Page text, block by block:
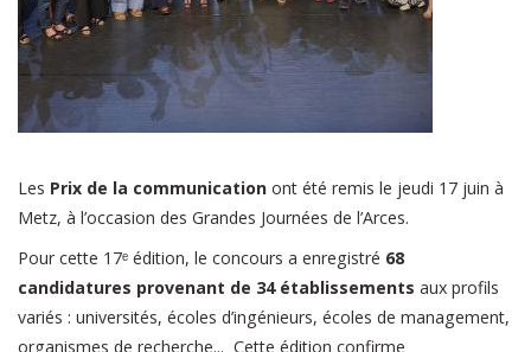
Les Prix de la communication ont été remis le jeudi 17 juin à
Metz, à l’occasion des Grandes Journées de l’Arces.
Pour cette 17ᵉ édition, le concours a enregistré 68
candidatures provenant de 34 établissements aux profils
variés : universités, écoles d’ingénieurs, écoles de management,
organismes de recherche... Cette édition confirme